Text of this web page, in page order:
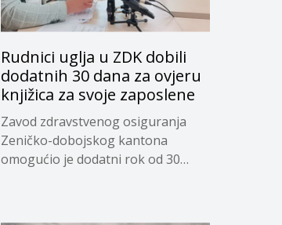
Rudnici uglja u ZDK dobili
dodatnih 30 dana za ovjeru
knjižica za svoje zaposlene
Zavod zdravstvenog osiguranja
Zeničko-dobojskog kantona
omogućio je dodatni rok od 30